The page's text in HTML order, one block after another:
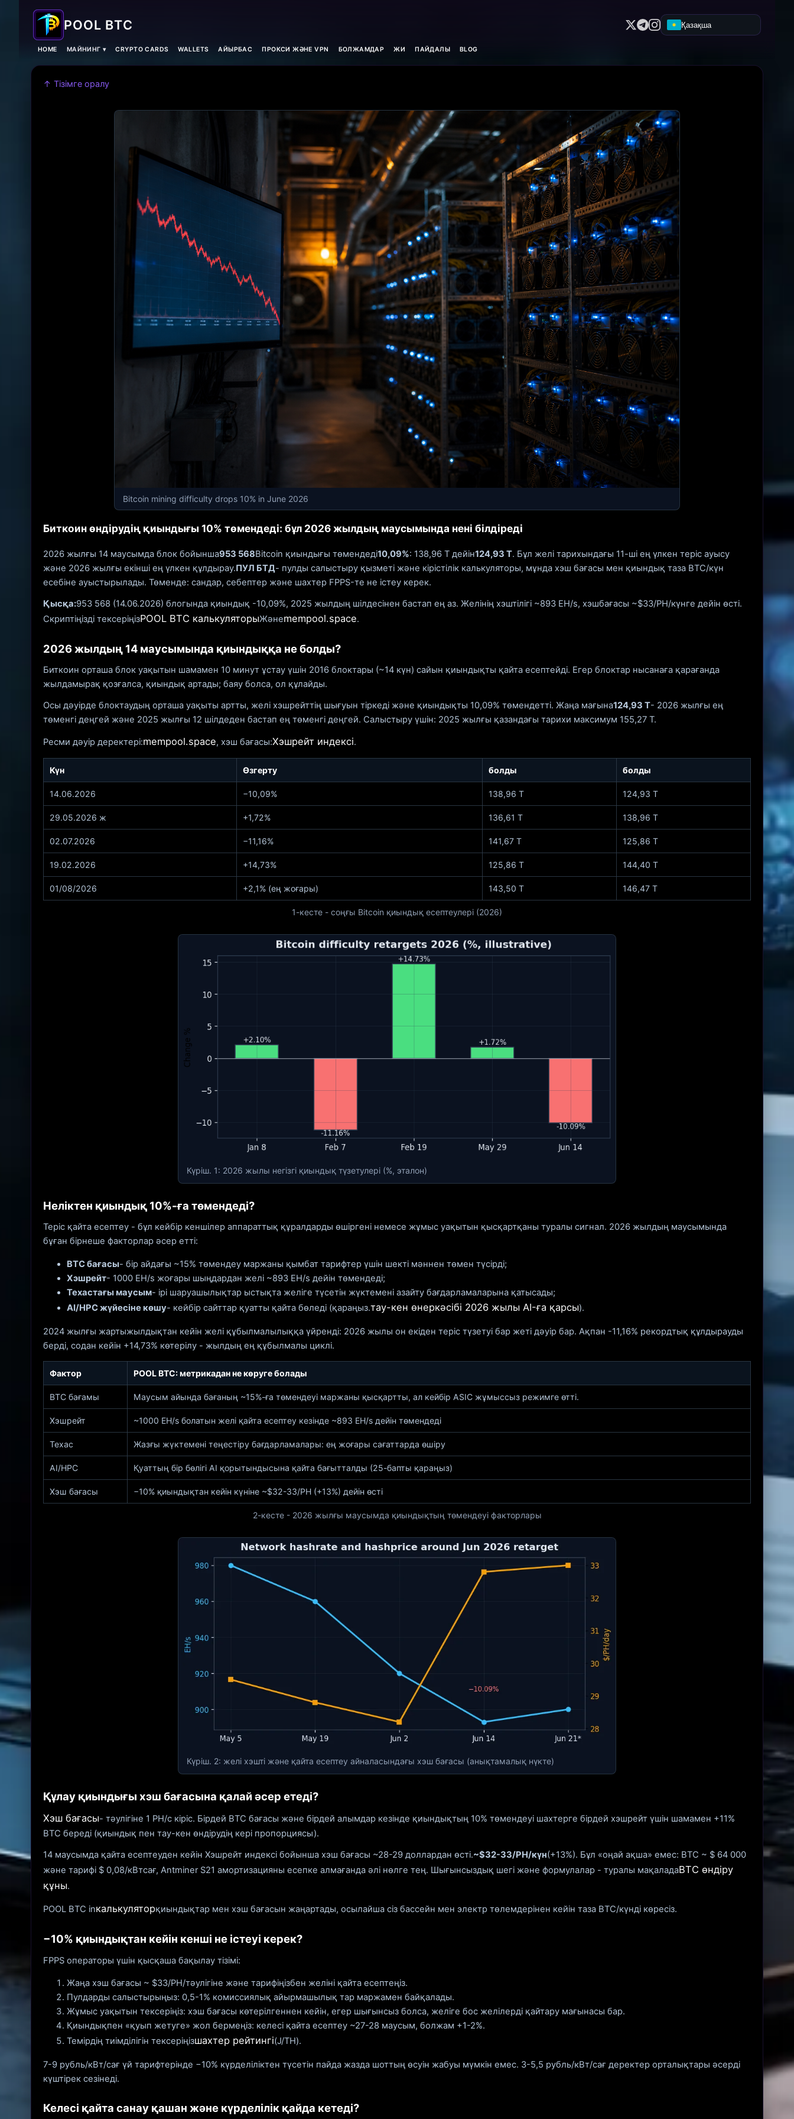
POOL BTC Қазақша
HOME МАЙНИНГ ▾ CRYPTO CARDS WALLETS АЙЫРБАС ПРОКСИ ЖӘНЕ VPN БОЛЖАМДАР ЖИ ПАЙДАЛЫ BLOG
↑ Тізімге оралу
Bitcoin mining difficulty drops 10% in June 2026
Биткоин өндірудің қиындығы 10% төмендеді: бұл 2026 жылдың маусымында нені білдіреді
2026 жылғы 14 маусымда блок бойынша953 568Bitcoin қиындығы төмендеді10,09%: 138,96 Т дейін124,93 Т. Бұл желі тарихындағы 11-ші ең үлкен теріс ауысу
және 2026 жылғы екінші ең үлкен құлдырау.ПУЛ БТД- пулды салыстыру қызметі және кірістілік калькуляторы, мұнда хэш бағасы мен қиындық таза BTC/күн
есебіне ауыстырылады. Төменде: сандар, себептер және шахтер FPPS-те не істеу керек.
Қысқа:953 568 (14.06.2026) блогында қиындық -10,09%, 2025 жылдың шілдесінен бастап ең аз. Желінің хэштілігі ~893 EH/s, хэшбағасы ~$33/PH/күнге дейін өсті.
Скриптіңізді тексеріңізPOOL BTC калькуляторыЖәнеmempool.space.
2026 жылдың 14 маусымында қиындыққа не болды?
Биткоин орташа блок уақытын шамамен 10 минут ұстау үшін 2016 блоктары (~14 күн) сайын қиындықты қайта есептейді. Егер блоктар нысанаға қарағанда
жылдамырақ қозғалса, қиындық артады; баяу болса, ол құлайды.
Осы дәуірде блоктаудың орташа уақыты артты, желі хэшрейттің шығуын тіркеді және қиындықты 10,09% төмендетті. Жаңа мағына124,93 Т- 2026 жылғы ең
төменгі деңгей және 2025 жылғы 12 шілдеден бастап ең төменгі деңгей. Салыстыру үшін: 2025 жылғы қазандағы тарихи максимум 155,27 Т.
Ресми дәуір деректері:mempool.space, хэш бағасы:Хэшрейт индексі.
1-кесте - соңғы Bitcoin қиындық есептеулері (2026)
Күн Өзгерту болды болды
14.06.2026 −10,09% 138,96 Т 124,93 Т
29.05.2026 ж +1,72% 136,61 Т 138,96 Т
02.07.2026 −11,16% 141,67 Т 125,86 Т
19.02.2026 +14,73% 125,86 Т 144,40 Т
01/08/2026 +2,1% (ең жоғары) 143,50 Т 146,47 Т
Күріш. 1: 2026 жылы негізгі қиындық түзетулері (%, эталон)
Неліктен қиындық 10%-ға төмендеді?
Теріс қайта есептеу - бұл кейбір кеншілер аппараттық құралдарды өшіргені немесе жұмыс уақытын қысқартқаны туралы сигнал. 2026 жылдың маусымында
бұған бірнеше факторлар әсер етті:
BTC бағасы- бір айдағы ~15% төмендеу маржаны қымбат тарифтер үшін шекті мәннен төмен түсірді;
Хэшрейт- 1000 EH/s жоғары шыңдардан желі ~893 EH/s дейін төмендеді;
Техастағы маусым- ірі шаруашылықтар ыстықта желіге түсетін жүктемені азайту бағдарламаларына қатысады;
AI/HPC жүйесіне көшу- кейбір сайттар қуатты қайта бөледі (қараңыз.тау-кен өнеркәсібі 2026 жылы AI-ға қарсы).
2024 жылғы жартыжылдықтан кейін желі құбылмалылыққа үйренді: 2026 жылы он екіден теріс түзетуі бар жеті дәуір бар. Ақпан -11,16% рекордтық құлдырауды
берді, содан кейін +14,73% көтерілу - жылдың ең құбылмалы циклі.
2-кесте - 2026 жылғы маусымда қиындықтың төмендеуі факторлары
Фактор POOL BTC: метрикадан не көруге болады
BTC бағамы Маусым айында бағаның ~15%-ға төмендеуі маржаны қысқартты, ал кейбір ASIC жұмыссыз режимге өтті.
Хэшрейт ~1000 EH/s болатын желі қайта есептеу кезінде ~893 EH/s дейін төмендеді
Техас Жазғы жүктемені теңестіру бағдарламалары: ең жоғары сағаттарда өшіру
AI/HPC Қуаттың бір бөлігі AI қорытындысына қайта бағытталды (25-бапты қараңыз)
Хэш бағасы −10% қиындықтан кейін күніне ~$32-33/PH (+13%) дейін өсті
Күріш. 2: желі хэшті және қайта есептеу айналасындағы хэш бағасы (анықтамалық нүкте)
Құлау қиындығы хэш бағасына қалай әсер етеді?
Хэш бағасы- тәулігіне 1 PH/с кіріс. Бірдей BTC бағасы және бірдей алымдар кезінде қиындықтың 10% төмендеуі шахтерге бірдей хэшрейт үшін шамамен +11%
BTC береді (қиындық пен тау-кен өндірудің кері пропорциясы).
14 маусымда қайта есептеуден кейін Хэшрейт индексі бойынша хэш бағасы ~28-29 доллардан өсті.~$32-33/PH/күн(+13%). Бұл «оңай ақша» емес: BTC ~ $ 64 000
және тарифі $ 0,08/кВтсағ, Antminer S21 амортизацияны есепке алмағанда әлі нөлге тең. Шығынсыздық шегі және формулалар - туралы мақаладаBTC өндіру
құны.
POOL BTC inкалькуляторқиындықтар мен хэш бағасын жаңартады, осылайша сіз бассейн мен электр төлемдерінен кейін таза BTC/күнді көресіз.
−10% қиындықтан кейін кенші не істеуі керек?
FPPS операторы үшін қысқаша бақылау тізімі:
Жаңа хэш бағасы ~ $33/PH/тәулігіне және тарифіңізбен желіні қайта есептеңіз.
Пулдарды салыстырыңыз: 0,5-1% комиссиялық айырмашылық тар маржамен байқалады.
Жұмыс уақытын тексеріңіз: хэш бағасы көтерілгеннен кейін, егер шығынсыз болса, желіге бос желілерді қайтару мағынасы бар.
Қиындықпен «қуып жетуге» жол бермеңіз: келесі қайта есептеу ~27-28 маусым, болжам +1-2%.
Темірдің тиімділігін тексеріңізшахтер рейтингі(J/TH).
7-9 рубль/кВт/сағ үй тарифтерінде −10% күрделіліктен түсетін пайда жазда шоттың өсуін жабуы мүмкін емес. 3-5,5 рубль/кВт/сағ деректер орталықтары әсерді
күштірек сезінеді.
Келесі қайта санау қашан және күрделілік қайда кетеді?